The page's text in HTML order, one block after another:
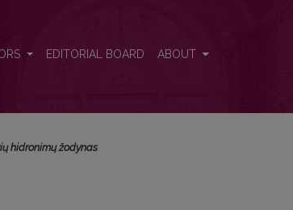
EDITORIAL BOARD ABOUT
hidronimų žodynas